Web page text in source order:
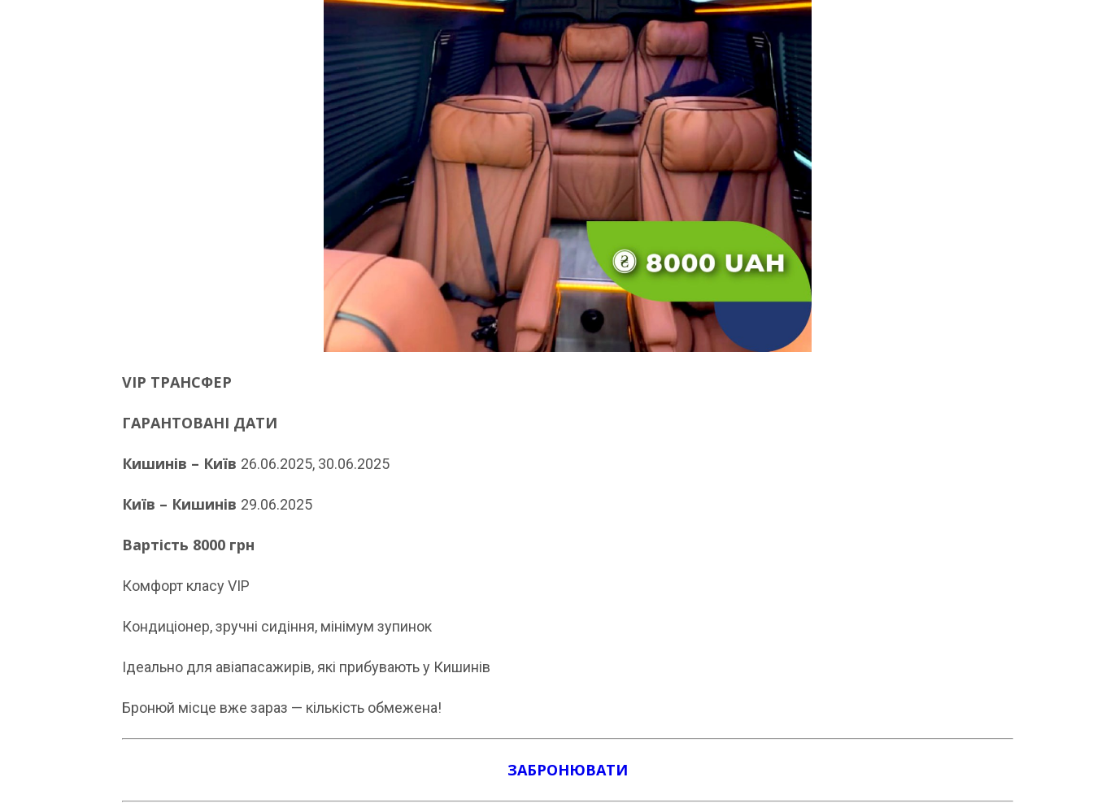
VIP ТРАНСФЕР
ГАРАНТОВАНІ ДАТИ
Кишинів – Київ 26.06.2025, 30.06.2025
Київ – Кишинів 29.06.2025
Вартість 8000 грн
Комфорт класу VIP
Кондиціонер, зручні сидіння, мінімум зупинок
Ідеально для авіапасажирів, які прибувають у Кишинів ⠀
Бронюй місце вже зараз — кількість обмежена!
ЗАБРОНЮВАТИ